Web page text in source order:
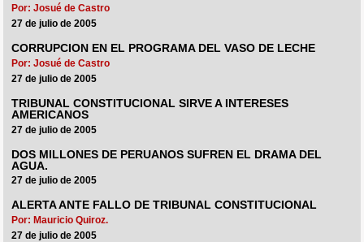
Por: Josué de Castro
27 de julio de 2005
CORRUPCION EN EL PROGRAMA DEL VASO DE LECHE
Por: Josué de Castro
27 de julio de 2005
TRIBUNAL CONSTITUCIONAL SIRVE A INTERESES
AMERICANOS
27 de julio de 2005
DOS MILLONES DE PERUANOS SUFREN EL DRAMA DEL
AGUA.
27 de julio de 2005
ALERTA ANTE FALLO DE TRIBUNAL CONSTITUCIONAL
Por: Mauricio Quiroz.
27 de julio de 2005